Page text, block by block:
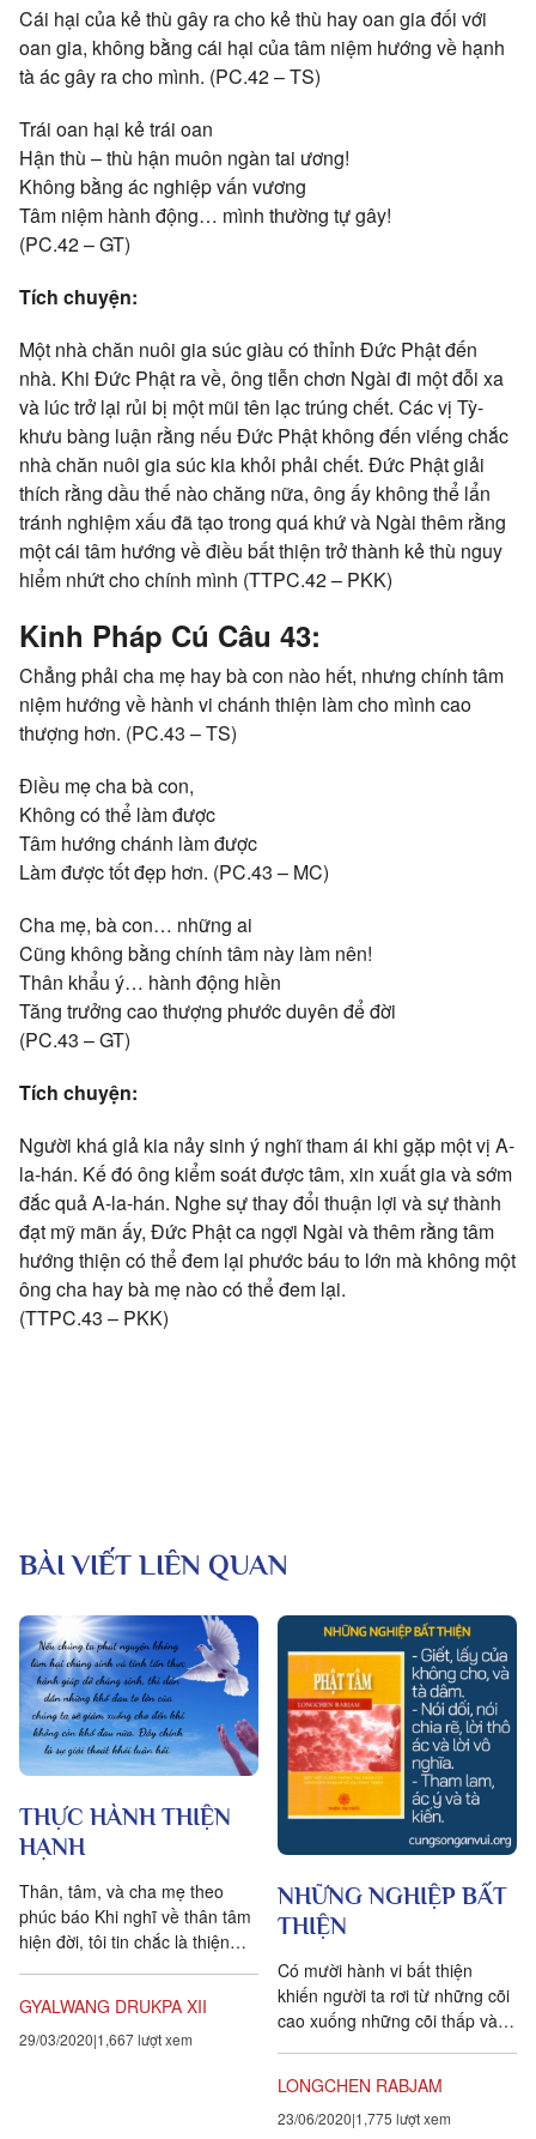
Cái hại của kẻ thù gây ra cho kẻ thù hay oan gia đối với
oan gia, không bằng cái hại của tâm niệm hướng về hạnh
tà ác gây ra cho mình. (PC.42 – TS)
Trái oan hại kẻ trái oan
Hận thù – thù hận muôn ngàn tai ương!
Không bằng ác nghiệp vấn vương
Tâm niệm hành động… mình thường tự gây!
(PC.42 – GT)
Tích chuyện:
Một nhà chăn nuôi gia súc giàu có thỉnh Đức Phật đến
nhà. Khi Đức Phật ra về, ông tiễn chơn Ngài đi một đỗi xa
và lúc trở lại rủi bị một mũi tên lạc trúng chết. Các vị Tỳ-
khưu bàng luận rằng nếu Đức Phật không đến viếng chắc
nhà chăn nuôi gia súc kia khỏi phải chết. Đức Phật giải
thích rằng dầu thế nào chăng nữa, ông ấy không thể lẩn
tránh nghiệm xấu đã tạo trong quá khứ và Ngài thêm rằng
một cái tâm hướng về điều bất thiện trở thành kẻ thù nguy
hiểm nhứt cho chính mình (TTPC.42 – PKK)
Kinh Pháp Cú Câu 43:
Chẳng phải cha mẹ hay bà con nào hết, nhưng chính tâm
niệm hướng về hành vi chánh thiện làm cho mình cao
thượng hơn. (PC.43 – TS)
Điều mẹ cha bà con,
Không có thể làm được
Tâm hướng chánh làm được
Làm được tốt đẹp hơn. (PC.43 – MC)
Cha mẹ, bà con… những ai
Cũng không bằng chính tâm này làm nên!
Thân khẩu ý… hành động hiền
Tăng trưởng cao thượng phước duyên để đời
(PC.43 – GT)
Tích chuyện:
Người khá giả kia nảy sinh ý nghĩ tham ái khi gặp một vị A-
la-hán. Kế đó ông kiểm soát được tâm, xin xuất gia và sớm
đắc quả A-la-hán. Nghe sự thay đổi thuận lợi và sự thành
đạt mỹ mãn ấy, Đức Phật ca ngợi Ngài và thêm rằng tâm
hướng thiện có thể đem lại phước báu to lớn mà không một
ông cha hay bà mẹ nào có thể đem lại.
(TTPC.43 – PKK)
BÀI VIẾT LIÊN QUAN
THỰC HÀNH THIỆN
HẠNH
Thân, tâm, và cha mẹ theo
phúc báo Khi nghĩ về thân tâm
hiện đời, tôi tin chắc là thiện
GYALWANG DRUKPA XII
29/03/2020 1,667 lượt xem
NHỮNG NGHIỆP BẤT
THIỆN
Có mười hành vi bất thiện
khiến người ta rơi từ những cõi
cao xuống những cõi thấp và
LONGCHEN RABJAM
23/06/2020 1,775 lượt xem